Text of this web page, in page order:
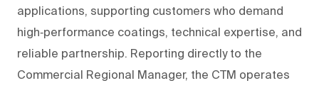
applications, supporting customers who demand
high‑performance coatings, technical expertise, and
reliable partnership. Reporting directly to the
Commercial Regional Manager, the CTM operates